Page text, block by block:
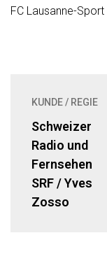
FC Lausanne-Sport
KUNDE / REGIE
Schweizer
Radio und
Fernsehen
SRF / Yves
Zosso